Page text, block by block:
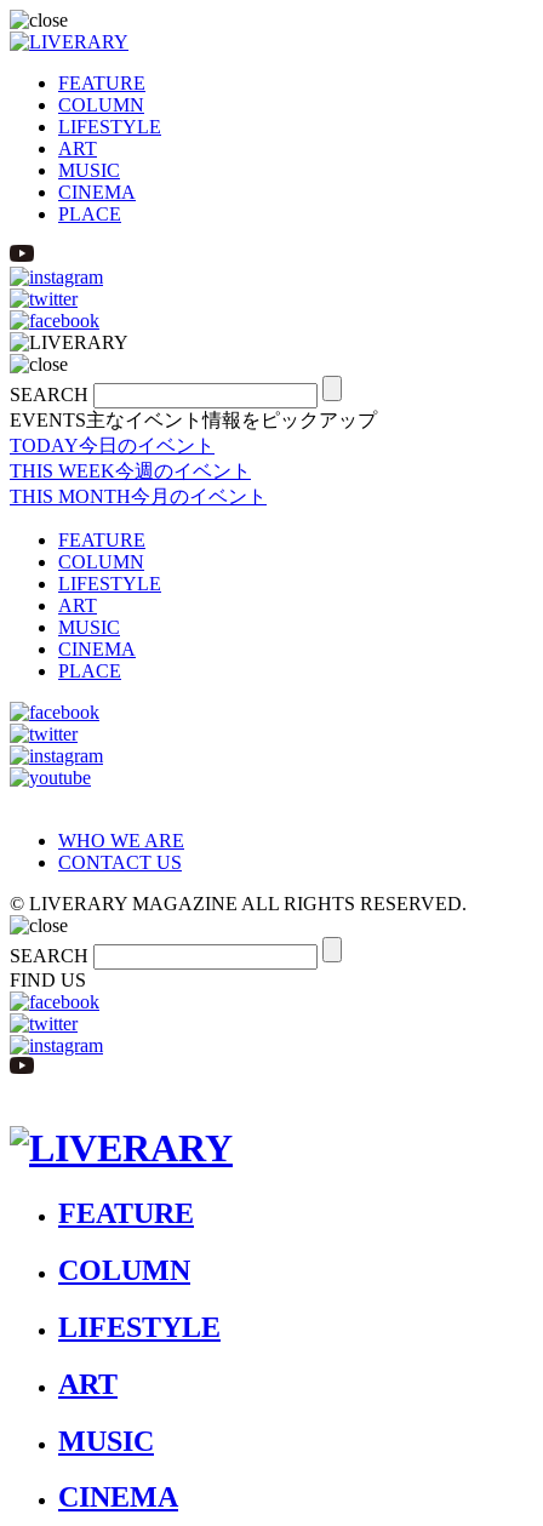
FEATURE
COLUMN
LIFESTYLE
ART
MUSIC
CINEMA
PLACE
SEARCH
EVENTS主なイベント情報をピックアップ
TODAY今日のイベント
THIS WEEK今週のイベント
THIS MONTH今月のイベント
FEATURE
COLUMN
LIFESTYLE
ART
MUSIC
CINEMA
PLACE
WHO WE ARE
CONTACT US
© LIVERARY MAGAZINE ALL RIGHTS RESERVED.
SEARCH
FIND US
FEATURE
COLUMN
LIFESTYLE
ART
MUSIC
CINEMA